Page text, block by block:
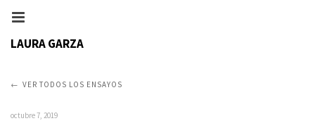
LAURA GARZA
VER TODOS LOS ENSAYOS
octubre 7, 2019